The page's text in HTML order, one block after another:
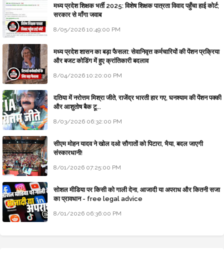
मध्य प्रदेश शिक्षक भर्ती 2025: विशेष शिक्षक पात्रता विवाद पहुँचा हाई कोर्ट;
सरकार से माँगा जवाब
8/05/2026 10:49:00 PM
मध्य प्रदेश शासन का बड़ा फैसला: सेवानिवृत्त कर्मचारियों की पेंशन प्रक्रिया
और बजट कोडिंग में हुए क्रांतिकारी बदलाव
8/04/2026 10:20:00 PM
दतिया में नरोत्तम मिश्रा जीते, राजेंद्र भारती हार गए, घनश्याम की पेंशन पक्की
और आशुतोष बैक टू...
8/03/2026 06:32:00 PM
सीएम मोहन यादव ने खोल दओ सौगातों को पिटारा, भैया, बदल जाएगी
संस्कारधानी!
8/01/2026 07:25:00 PM
सोशल मीडिया पर किसी को गाली देना, आजादी या अपराध और कितनी सजा
का प्रावधान - free legal advice
8/01/2026 06:36:00 PM